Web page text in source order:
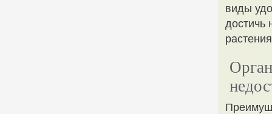
виды
достичь